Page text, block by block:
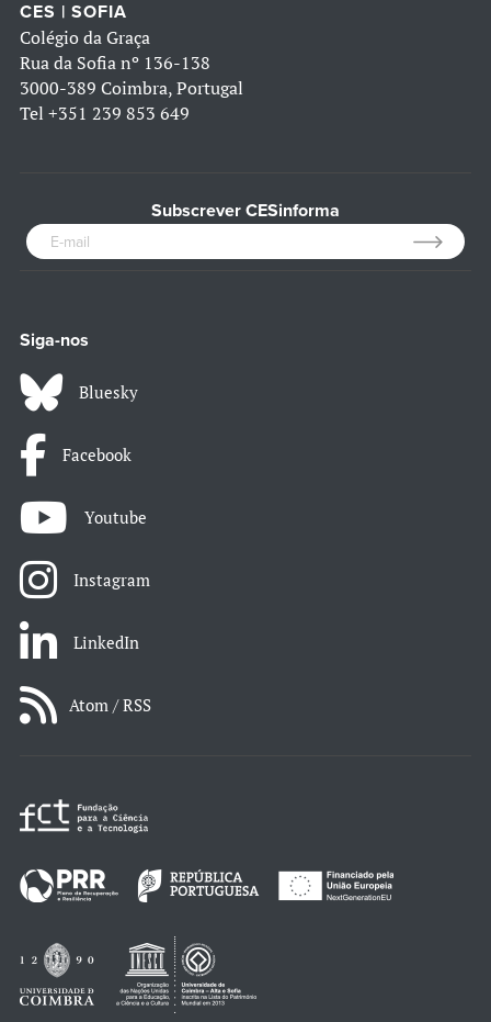
CES | SOFIA
Colégio da Graça
Rua da Sofia nº 136-138
3000-389 Coimbra, Portugal
Tel +351 239 853 649
Subscrever CESinforma
Siga-nos
Bluesky
Facebook
Youtube
Instagram
LinkedIn
Atom / RSS